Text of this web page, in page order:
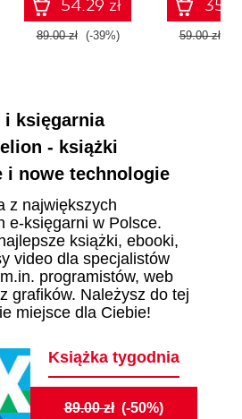
54.29 zł
89.00 zł (-39%) 59.00 zł
i księgarnia
- książki
i nowe technologie
z największych
e-księgarni w Polsce.
książki, ebooki,
video dla specjalistów
programistów, web
grafików. Należysz do tej
miejsce dla Ciebie!
Książka tygodnia
89.00 zł (-50%)